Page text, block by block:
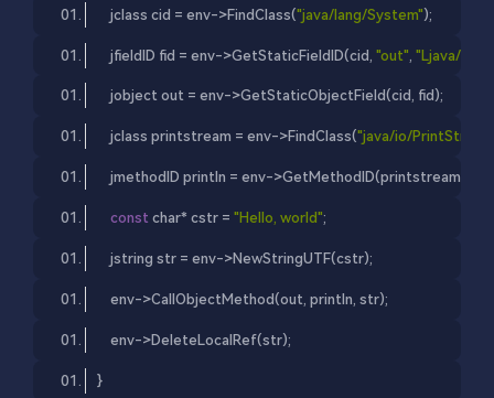
jclass cid = env->FindClass("java/lang/System");
jfieldID fid = env->GetStaticFieldID(cid, "out" "Ljava/io/
jobject out = env->GetStaticObjectField(cid, fid);
jclass printstream = env->FindClass("java/io/
jmethodID println = env->GetMethodID(printstream,
const char* cstr = "Hello, world";
jstring str = env->NewStringUTF(cstr);
env->CallObjectMethod(out , println, str);
env->DeleteLocalRef(str);
}